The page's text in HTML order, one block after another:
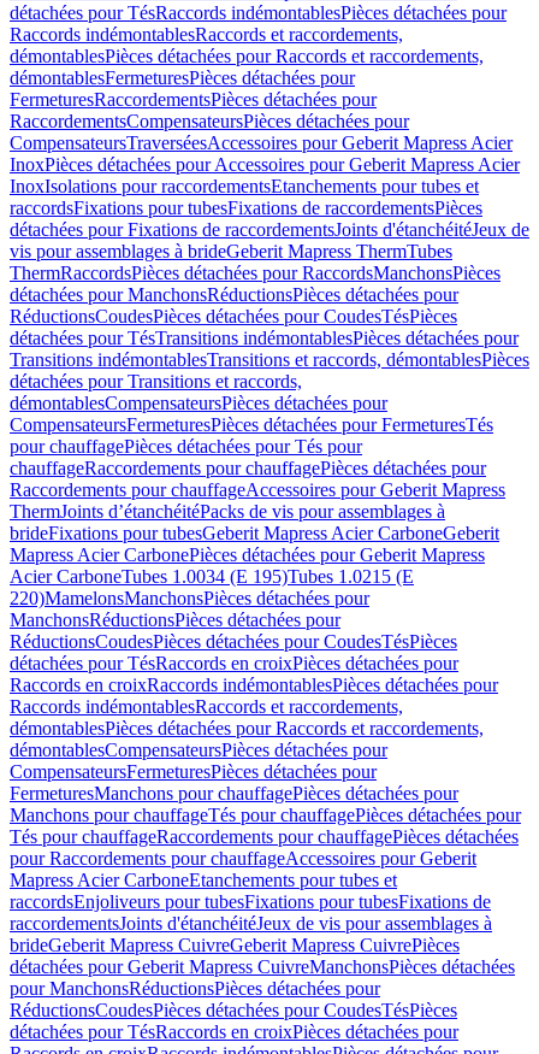
détachées pour TésRaccords indémontablesPièces détachées pour
Raccords indémontablesRaccords et raccordements,
démontablesPièces détachées pour Raccords et raccordements,
démontablesFermeturesPièces détachées pour
FermeturesRaccordementsPièces détachées pour
RaccordementsCompensateursPièces détachées pour
CompensateursTraverséesAccessoires pour Geberit Mapress Acier
InoxPièces détachées pour Accessoires pour Geberit Mapress Acier
InoxIsolations pour raccordementsEtanchements pour tubes et
raccordsFixations pour tubesFixations de raccordementsPièces
détachées pour Fixations de raccordementsJoints d'étanchéitéJeux de
vis pour assemblages à brideGeberit Mapress ThermTubes
ThermRaccordsPièces détachées pour RaccordsManchonsPièces
détachées pour ManchonsRéductionsPièces détachées pour
RéductionsCoudesPièces détachées pour CoudesTésPièces
détachées pour TésTransitions indémontablesPièces détachées pour
Transitions indémontablesTransitions et raccords, démontablesPièces
détachées pour Transitions et raccords,
démontablesCompensateursPièces détachées pour
CompensateursFermeturesPièces détachées pour FermeturesTés
pour chauffagePièces détachées pour Tés pour
chauffageRaccordements pour chauffagePièces détachées pour
Raccordements pour chauffageAccessoires pour Geberit Mapress
ThermJoints d’étanchéitéPacks de vis pour assemblages à
brideFixations pour tubesGeberit Mapress Acier CarboneGeberit
Mapress Acier CarbonePièces détachées pour Geberit Mapress
Acier CarboneTubes 1.0034 (E 195)Tubes 1.0215 (E
220)MamelonsManchonsPièces détachées pour
ManchonsRéductionsPièces détachées pour
RéductionsCoudesPièces détachées pour CoudesTésPièces
détachées pour TésRaccords en croixPièces détachées pour
Raccords en croixRaccords indémontablesPièces détachées pour
Raccords indémontablesRaccords et raccordements,
démontablesPièces détachées pour Raccords et raccordements,
démontablesCompensateursPièces détachées pour
CompensateursFermeturesPièces détachées pour
FermeturesManchons pour chauffagePièces détachées pour
Manchons pour chauffageTés pour chauffagePièces détachées pour
Tés pour chauffageRaccordements pour chauffagePièces détachées
pour Raccordements pour chauffageAccessoires pour Geberit
Mapress Acier CarboneEtanchements pour tubes et
raccordsEnjoliveurs pour tubesFixations pour tubesFixations de
raccordementsJoints d'étanchéitéJeux de vis pour assemblages à
brideGeberit Mapress CuivreGeberit Mapress CuivrePièces
détachées pour Geberit Mapress CuivreManchonsPièces détachées
pour ManchonsRéductionsPièces détachées pour
RéductionsCoudesPièces détachées pour CoudesTésPièces
détachées pour TésRaccords en croixPièces détachées pour